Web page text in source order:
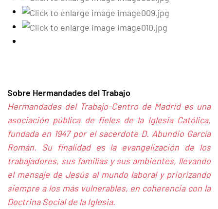
Sobre Hermandades del Trabajo
Hermandades del Trabajo-Centro de Madrid es una
asociación pública de fieles de la Iglesia Católica,
fundada en 1947 por el sacerdote D. Abundio García
Román. Su finalidad es la evangelización de los
trabajadores, sus familias y sus ambientes, llevando
el mensaje de Jesús al mundo laboral y priorizando
siempre a los más vulnerables, en coherencia con la
Doctrina Social de la Iglesia.